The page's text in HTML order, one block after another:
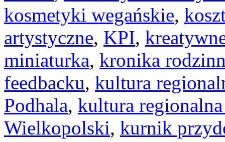
kosmetyki wegańskie,
artystyczne, KPI,
miniaturka, kronika
feedbacku, kultura
Podhala, kultura
Wielkopolski, kurnik